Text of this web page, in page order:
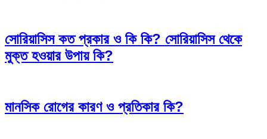
সোরিয়াসিস কত প্রকার ও কি কি? সোরিয়াসিস থেকে
মুক্ত হওয়ার উপায় কি?
মানসিক রোগের কারণ ও প্রতিকার কি?